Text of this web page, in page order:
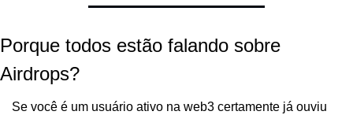
Porque todos estão falando sobre
Airdrops?
Se você é um usuário ativo na web3 certamente já ouviu